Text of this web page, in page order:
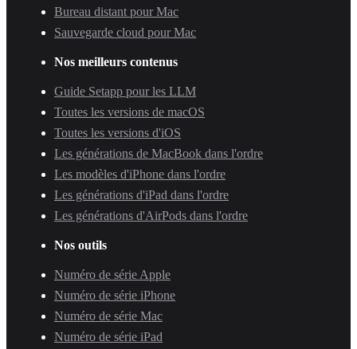
Bureau distant pour Mac
Sauvegarde cloud pour Mac
Nos meilleurs contenus
Guide Setapp pour les LLM
Toutes les versions de macOS
Toutes les versions d'iOS
Les générations de MacBook dans l'ordre
Les modèles d'iPhone dans l'ordre
Les générations d'iPad dans l'ordre
Les générations d'AirPods dans l'ordre
Nos outils
Numéro de série Apple
Numéro de série iPhone
Numéro de série Mac
Numéro de série iPad